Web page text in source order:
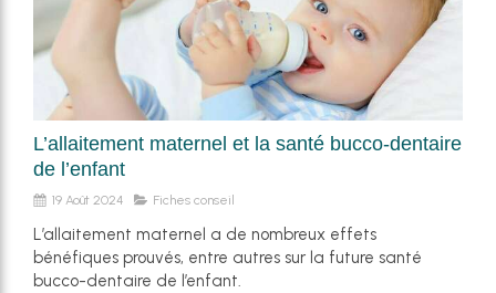
L’allaitement maternel et la santé bucco-dentaire
de l’enfant
19 Août 2024 Fiches conseil
L’allaitement maternel a de nombreux effets
bénéfiques prouvés, entre autres sur la future santé
bucco-dentaire de l’enfant.